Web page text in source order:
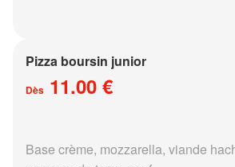
Pizza boursin junior
Dès 11.00 €
Base crème, mozzarella, viande